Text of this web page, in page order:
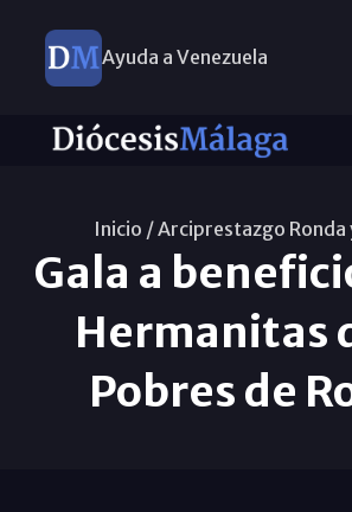
Ayuda a Venezuela
Inicio /Arciprestazgo Ronda
Gala a
Hermanitas
Pobres de